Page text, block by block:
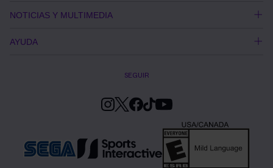
NOTICIAS Y MULTIMEDIA
AYUDA
SEGUIR